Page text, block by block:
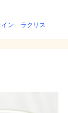
イン ラクリス